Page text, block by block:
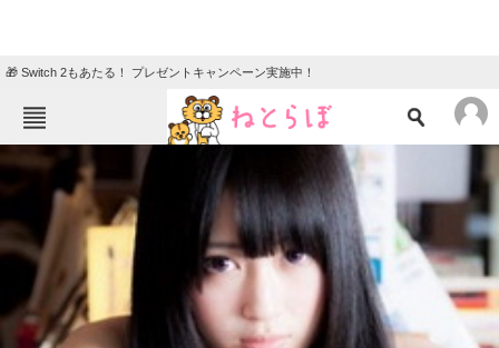
🎁 Switch 2もあたる！ プレゼントキャンペーン実施中！
ねとらぼメニュー
エンタメ クイズ
地域
住まい 教育・育児